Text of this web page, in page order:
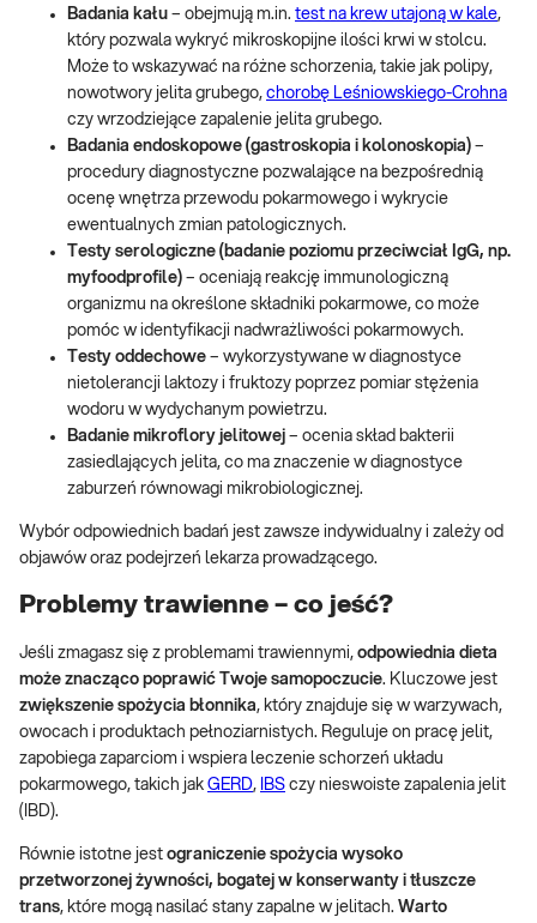
Badania kału – obejmują m.in. test na krew utajoną w kale,
który pozwala wykryć mikroskopijne ilości krwi w stolcu.
Może to wskazywać na różne schorzenia, takie jak polipy,
nowotwory jelita grubego, chorobę Leśniowskiego-Crohna
czy wrzodziejące zapalenie jelita grubego.
Badania endoskopowe (gastroskopia i kolonoskopia) –
procedury diagnostyczne pozwalające na bezpośrednią
ocenę wnętrza przewodu pokarmowego i wykrycie
ewentualnych zmian patologicznych.
Testy serologiczne (badanie poziomu przeciwciał IgG, np.
myfoodprofile) – oceniają reakcję immunologiczną
organizmu na określone składniki pokarmowe, co może
pomóc w identyfikacji nadwrażliwości pokarmowych.
Testy oddechowe – wykorzystywane w diagnostyce
nietolerancji laktozy i fruktozy poprzez pomiar stężenia
wodoru w wydychanym powietrzu.
Badanie mikroflory jelitowej – ocenia skład bakterii
zasiedlających jelita, co ma znaczenie w diagnostyce
zaburzeń równowagi mikrobiologicznej.
Wybór odpowiednich badań jest zawsze indywidualny i zależy od
objawów oraz podejrzeń lekarza prowadzącego.
Problemy trawienne – co jeść?
Jeśli zmagasz się z problemami trawiennymi, odpowiednia dieta
może znacząco poprawić Twoje samopoczucie. Kluczowe jest
zwiększenie spożycia błonnika, który znajduje się w warzywach,
owocach i produktach pełnoziarnistych. Reguluje on pracę jelit,
zapobiega zaparciom i wspiera leczenie schorzeń układu
pokarmowego, takich jak GERD, IBS czy nieswoiste zapalenia jelit
(IBD).
Równie istotne jest ograniczenie spożycia wysoko
przetworzonej żywności, bogatej w konserwanty i tłuszcze
trans, które mogą nasilać stany zapalne w jelitach. Warto